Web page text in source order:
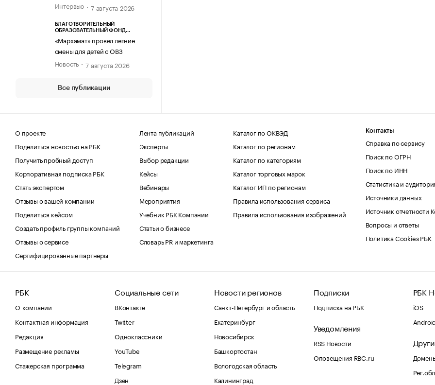
Интервью
7 августа 2026
БЛАГОТВОРИТЕЛЬНЫЙ
ОБРАЗОВАТЕЛЬНЫЙ ФОНД
«Мархамат» провел летние
смены для детей с ОВЗ
Новость
7 августа 2026
Все публикации
О проекте
Поделиться новостью на РБК
Получить пробный доступ
Корпоративная подписка РБК
Стать экспертом
Отзывы о вашей компании
Поделиться кейсом
Создать профиль группы компаний
Отзывы о сервисе
Сертифицированные партнеры
Лента публикаций
Эксперты
Выбор редакции
Кейсы
Вебинары
Мероприятия
Учебник РБК Компании
Статьи о бизнесе
Словарь PR и маркетинга
Каталог по ОКВЭД
Каталог по регионам
Каталог по категориям
Каталог торговых марок
Каталог ИП по регионам
Правила использования сервиса
Правила использования изображений
Контакты
Справка по сервису
Поиск по ОГРН
Поиск по ИНН
Статистика и
Источники данных
Источник отчетности
Вопросы и ответы
Политика Cookies РБК
РБК
О компании
Контактная информация
Редакция
Размещение рекламы
Стажерская программа
Социальные сети
ВКонтакте
Twitter
Одноклассники
YouTube
Telegram
Дзен
Новости регионов
Санкт-Петербург и область
Екатеринбург
Новосибирск
Башкортостан
Вологодская область
Калининград
Подписки
Подписка на РБК
Уведомления
RSS Новости
Оповещения RBC.ru
РБК
iOS